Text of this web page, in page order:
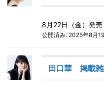
8月22日（金）発
公開済み: 2025年8月
田口華 掲載雑